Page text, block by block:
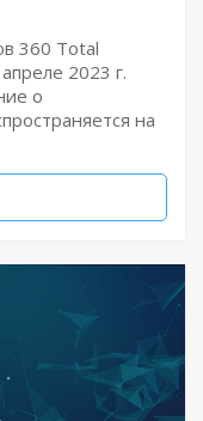
360 Total
2023 г.
о
на